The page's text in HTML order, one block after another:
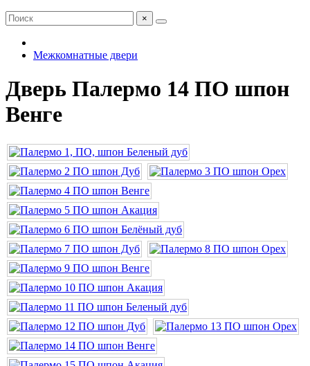
×
Межкомнатные двери
Дверь Палермо 14 ПО шпон
Венге